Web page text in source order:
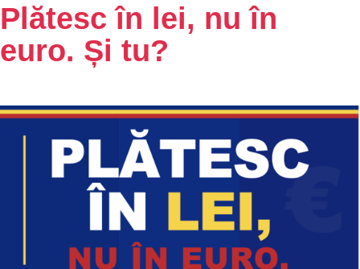
Plătesc în lei, nu în
euro. Și tu?